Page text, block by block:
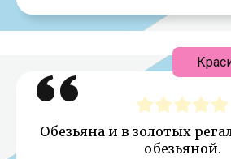
Обезьяна и в золотых
обезьяной.